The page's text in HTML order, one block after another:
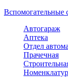
Вспомогательные
Автогараж
Аптека
Отдел
Прачечная